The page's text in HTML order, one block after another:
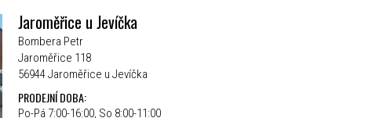
Jaroměřice u Jevíčka
Bombera Petr
Jaroměřice 118
56944 Jaroměřice u Jevíčka
PRODEJNÍ DOBA:
Po-Pá 7:00-16:00, So 8:00-11:00